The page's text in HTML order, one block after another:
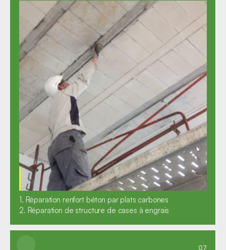
1. Réparation renfort béton par plats carbones
2. Réparation de structure de cases à engrais
07